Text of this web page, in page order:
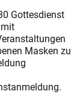
Gottesdienst
Masken zu